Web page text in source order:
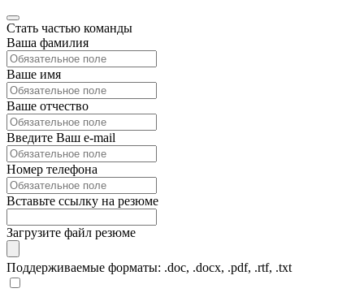
Стать частью команды
Ваша фамилия
Ваше имя
Ваше отчество
Введите Ваш e-mail
Номер телефона
Вставьте ссылку на резюме
Загрузите файл резюме
Поддерживаемые форматы: .doc, .docx, .pdf, .rtf, .txt